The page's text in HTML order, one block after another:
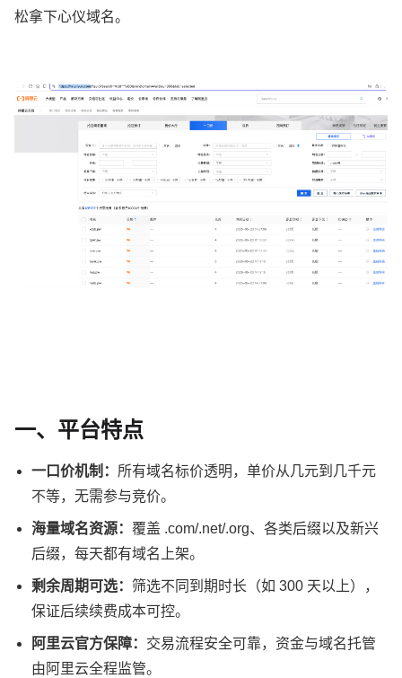
松拿下心仪域名。
一、平台特点
一口价机制： 所有域名标价透明，单价从几元到几千元
不等，无需参与竞价。
海量域名资源：覆盖 .com/.net/.org、各类后缀以及新兴
后缀，每天都有域名上架。
剩余周期可选： 筛选不同到期时长（如 300 天以上），
保证后续续费成本可控。
阿里云官方保障： 交易流程安全可靠，资金与域名托管
由阿里云全程监管。